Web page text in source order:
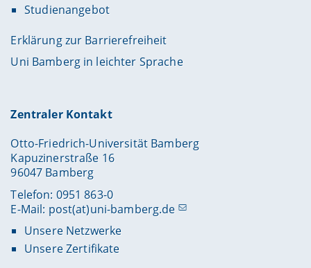
Studienangebot
Erklärung zur Barrierefreiheit
Uni Bamberg in leichter Sprache
Zentraler Kontakt
Otto-Friedrich-Universität Bamberg
Kapuzinerstraße 16
96047 Bamberg
Telefon: 0951 863-0
E-Mail: post(at)uni-bamberg.de
Unsere Netzwerke
Unsere Zertifikate